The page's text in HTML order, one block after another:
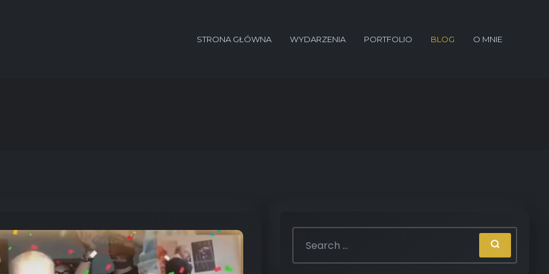
STRONA GŁÓWNA WYDARZENIA PORTFOLIO BLOG O MNIE